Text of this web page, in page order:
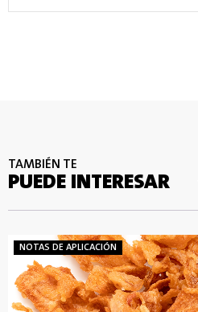
TAMBIÉN TE
PUEDE INTERESAR
NOTAS DE APLICACIÓN